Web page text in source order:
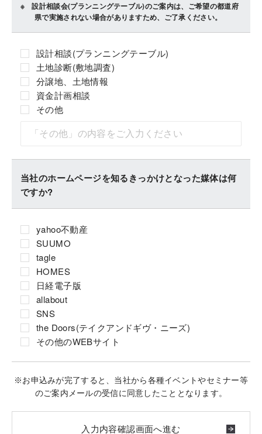
設計相談会(プランニングテーブル)のご案内は、ご希望の都道府
県で実施されない場合がありますため、ご了承ください。
設計相談(プランニングテーブル)
土地診断(敷地調査)
分譲地、土地情報
資金計画相談
その他
当社のホームページを知るきっかけとなった媒体は何
ですか?
yahoo不動産
SUUMO
tagle
HOMES
日経電子版
allabout
SNS
the Doors(テイクアンドギヴ・ニーズ)
その他のWEBサイト
※お申込みが完了すると、当社から各種イベントやセミナー等
のご案内メールの受信に同意したこととなります。